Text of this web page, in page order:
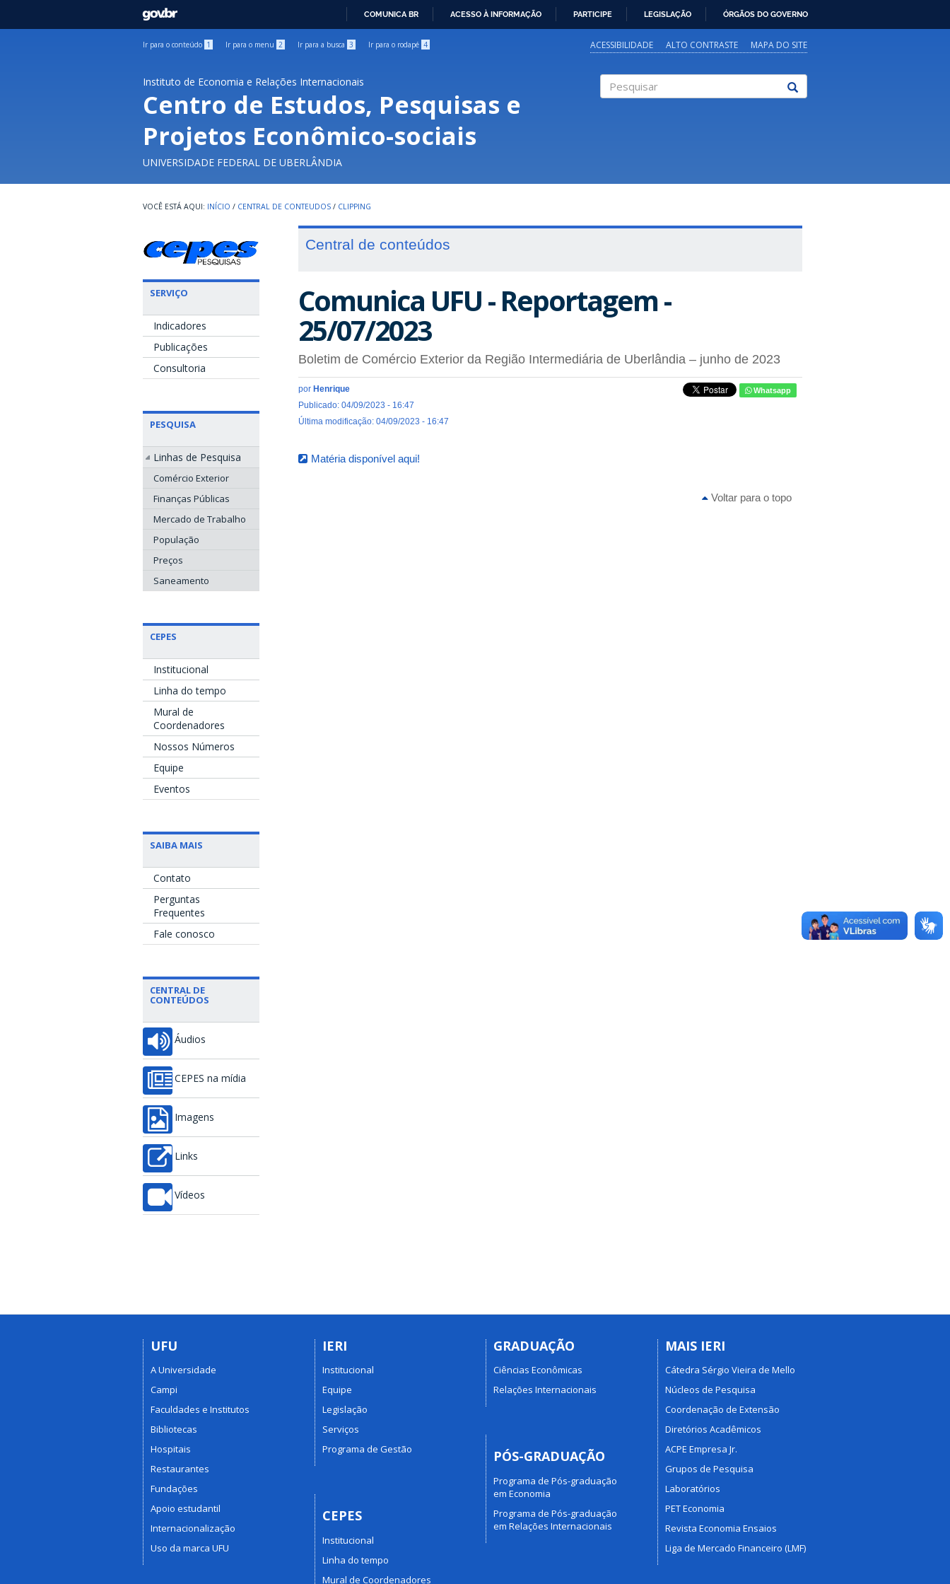
GOVBR
COMUNICA BR ACESSO À INFORMAÇÃO PARTICIPE LEGISLAÇÃO ÓRGÃOS DO GOVERNO
Ir para o conteúdo 1 Ir para o menu 2 Ir para a busca 3 Ir para o rodapé 4 ACESSIBILIDADE ALTO CONTRASTE MAPA DO SITE
Instituto de Economia e Relações Internacionais
Centro de Estudos, Pesquisas e
Projetos Econômico-sociais
UNIVERSIDADE FEDERAL DE UBERLÂNDIA
INÍCIO / CENTRAL DE CONTEUDOS / CLIPPING
SERVIÇO
Indicadores
Publicações
Consultoria
PESQUISA
Linhas de Pesquisa
Comércio Exterior
Finanças Públicas
Mercado de Trabalho
População
Preços
Saneamento
CEPES
Institucional
Linha do tempo
Mural de
Coordenadores
Nossos Números
Equipe
Eventos
SAIBA MAIS
Contato
Perguntas
Frequentes
Fale conosco
CENTRAL DE
CONTEÚDOS
Áudios
CEPES na mídia
Imagens
Links
Vídeos
Central de conteúdos
Comunica UFU - Reportagem -
25/07/2023
Boletim de Comércio Exterior da Região Intermediária de Uberlândia – junho de 2023
por Henrique
Publicado: 04/09/2023 - 16:47
Última modificação: 04/09/2023 - 16:47
Whatsapp
Matéria disponível aqui!
Voltar para o topo
UFU
A Universidade
Campi
Faculdades e Institutos
Bibliotecas
Hospitais
Restaurantes
Fundações
Apoio estudantil
Internacionalização
Uso da marca UFU
IERI
Institucional
Equipe
Legislação
Serviços
Programa de Gestão
CEPES
Institucional
Linha do tempo
Mural de Coordenadores
GRADUAÇÃO
Ciências Econômicas
Relações Internacionais
PÓS-GRADUAÇÃO
Programa de Pós-graduação
em Economia
Programa de Pós-graduação
em Relações Internacionais
MAIS IERI
Cátedra Sérgio Vieira de Mello
Núcleos de Pesquisa
Coordenação de Extensão
Diretórios Acadêmicos
ACPE Empresa Jr.
Grupos de Pesquisa
Laboratórios
PET Economia
Revista Economia Ensaios
Liga de Mercado Financeiro (LMF)